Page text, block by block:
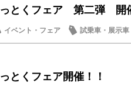
っとくフェア 第二弾 開
イベント・フェア
試乗車・展示車
休日
とくフェア開催！！